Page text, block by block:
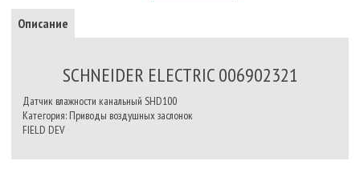
Описание
SCHNEIDER ELECTRIC 006902321
Датчик влажности канальный SHD100
Категория: Приводы воздушных заслонок
FIELD DEV